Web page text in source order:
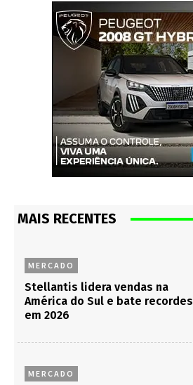
MAIS RECENTES
MERCADO
Stellantis lidera vendas na
América do Sul e bate recordes
em 2026
MERCADO